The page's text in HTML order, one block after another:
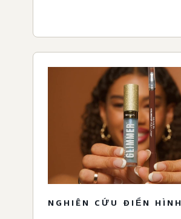
NGHIÊN CỨU ĐIỂN HÌNH